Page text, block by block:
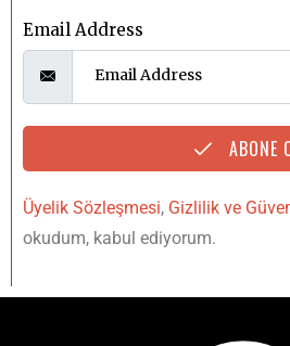
Email Address
ABONE
Üyelik Sözleşmesi, Gizlilik ve
okudum, kabul ediyorum.